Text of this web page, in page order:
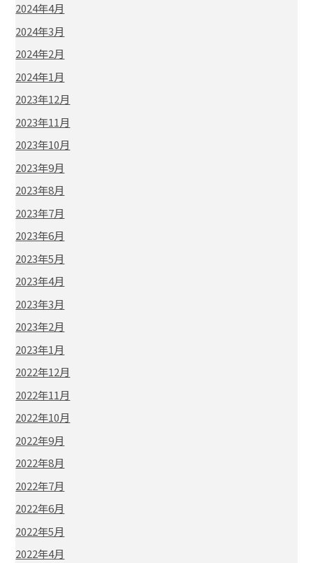
2024年4月
2024年3月
2024年2月
2024年1月
2023年12月
2023年11月
2023年10月
2023年9月
2023年8月
2023年7月
2023年6月
2023年5月
2023年4月
2023年3月
2023年2月
2023年1月
2022年12月
2022年11月
2022年10月
2022年9月
2022年8月
2022年7月
2022年6月
2022年5月
2022年4月